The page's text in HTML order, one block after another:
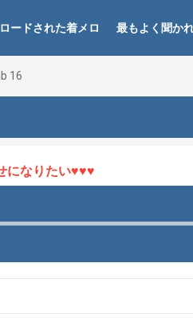
ードされた着メロ 最もよく聞か
16
りたい♥♥♥